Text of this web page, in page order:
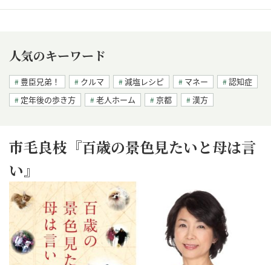
人気のキーワード
豊臣兄弟！ クルマ 減塩レシピ マネー
認知症
定年後の歩き方
老人ホーム 京都 漢方
市毛良枝『百歳の景色見たいと母は言
い』